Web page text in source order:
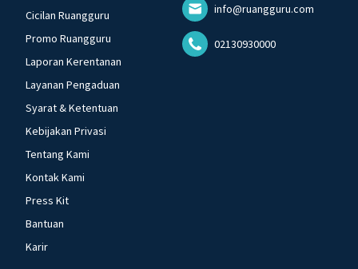
Cicilan Ruangguru
Promo Ruangguru
Laporan Kerentanan
Layanan Pengaduan
Syarat & Ketentuan
Kebijakan Privasi
Tentang Kami
Kontak Kami
Press Kit
Bantuan
Karir
info@ruangguru.com
02130930000